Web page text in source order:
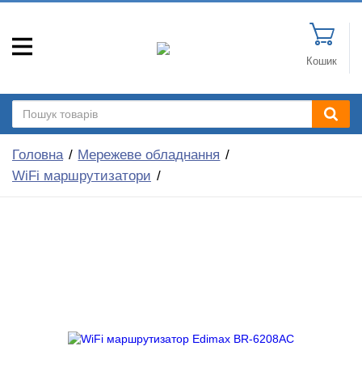
Кошик
Головна
Мережеве обладнання
WiFi маршрутизатори